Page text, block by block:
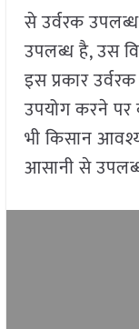
से उर्वरक
उपलब्ध है, उस
इस प्रकार
उपयोग करने
भी किसान
आसानी से